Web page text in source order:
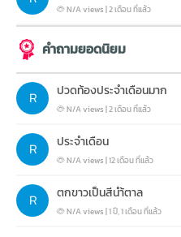
N/A views |2 เดือน ที่แล้ว
คำถามยอดนิยม
ปวดท้องประจำเดือนมาก
N/A views |2 เดือน ที่แล้ว
ประจำเดือน
N/A views |12 เดือน ที่แล้ว
ตกขาวเป็นสีนำ้ตาล
N/A views |1 ปี, 1 เดือน ที่แล้ว